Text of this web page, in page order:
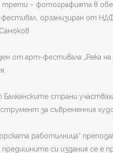
трети – фотографията в
организиран от
от арт-фестивала „Река
страни
за съвременния
работилница“
си издания се е